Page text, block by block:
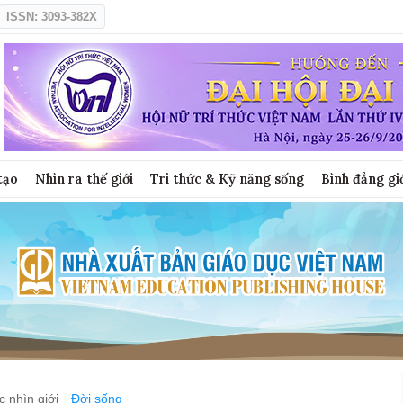
ISSN: 3093-382X
Nhìn ra thế giới Tri thức & Kỹ năng sống Bình đẳng
nhìn giới Đời sống